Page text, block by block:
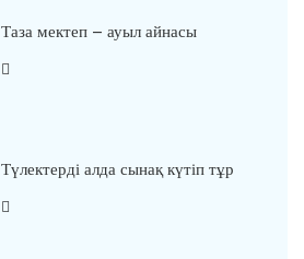
Таза мектеп – ауыл айнасы
Түлектерді алда сынақ күтіп тұр